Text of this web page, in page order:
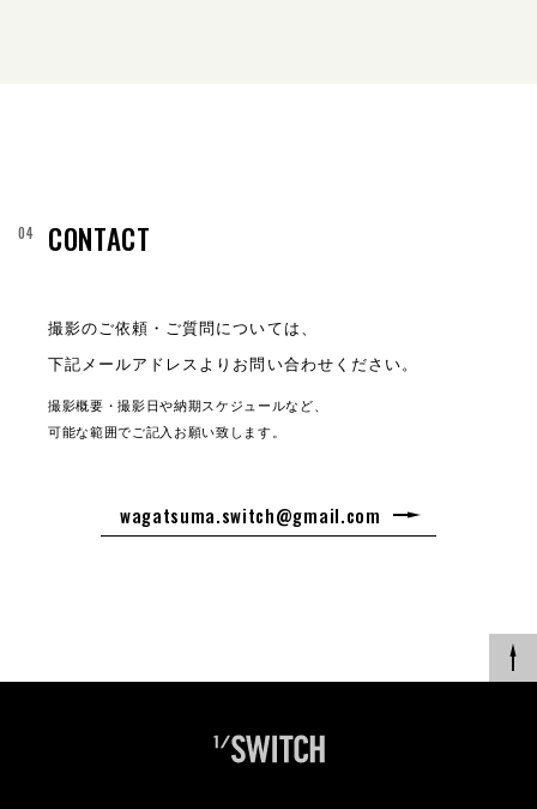
CONTACT
撮影のご依頼・ご質問については、
下記メールアドレスよりお問い合わせください。
撮影概要・撮影日や納期スケジュールなど、
可能な範囲でご記入お願い致します。
wagatsuma.switch@gmail.com